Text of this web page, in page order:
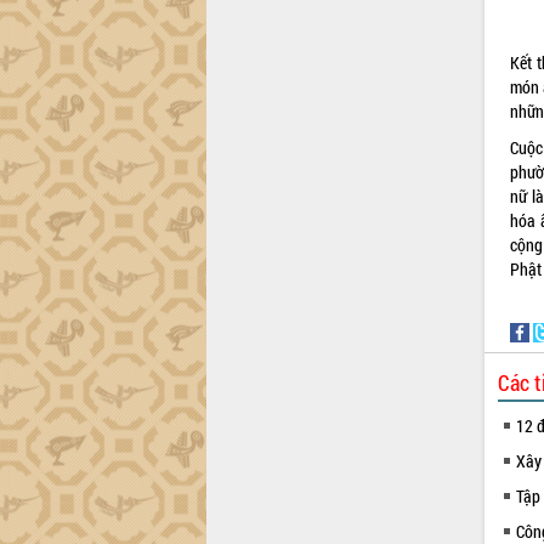
Kết
món
nữ
hóa
Các
12